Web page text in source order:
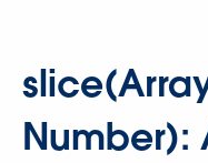
Number):